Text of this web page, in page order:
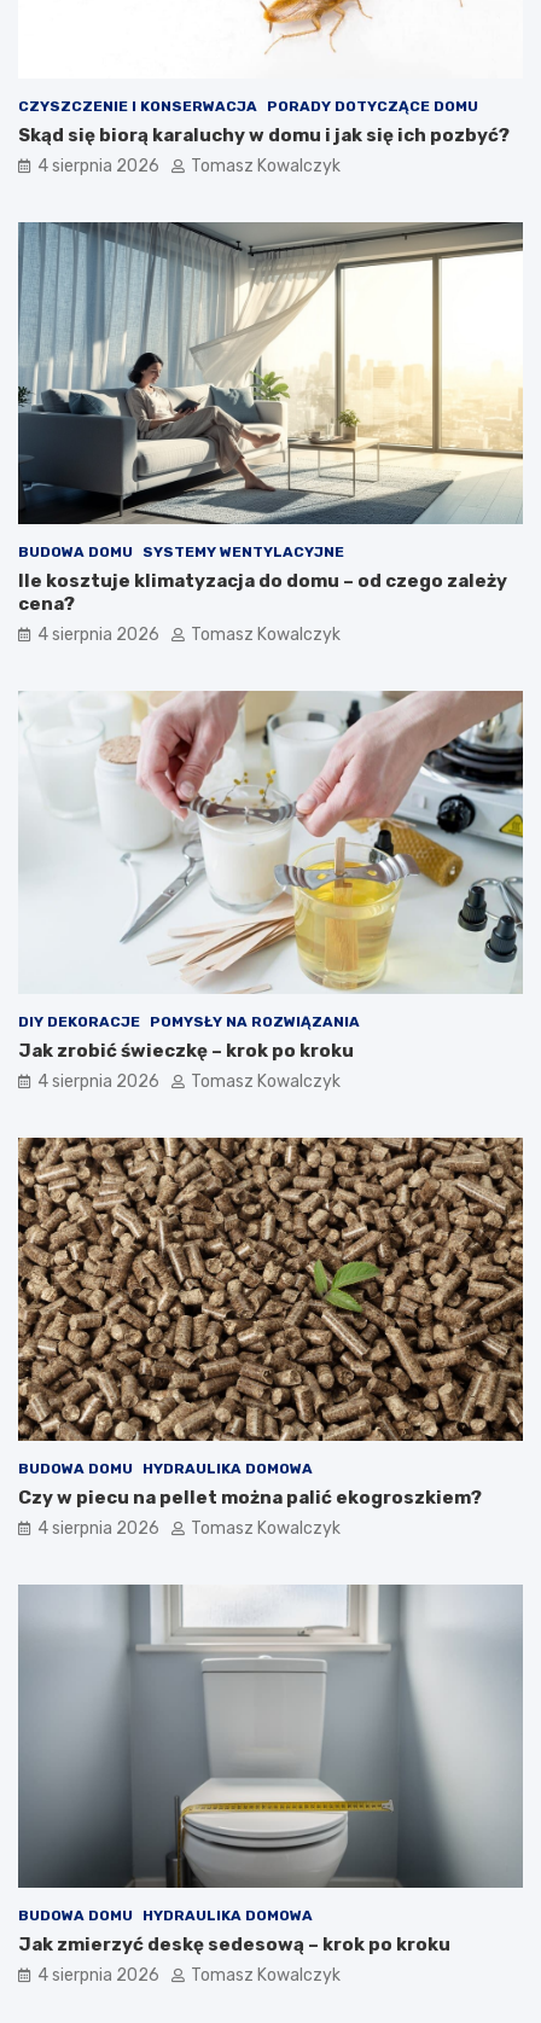
CZYSZCZENIE I KONSERWACJA PORADY DOTYCZĄCE DOMU
Skąd się biorą karaluchy w domu i jak się ich pozbyć?
4 sierpnia 2026 Tomasz Kowalczyk
BUDOWA DOMU SYSTEMY WENTYLACYJNE
Ile kosztuje klimatyzacja do domu – od czego zależy
cena?
4 sierpnia 2026 Tomasz Kowalczyk
DIY DEKORACJE POMYSŁY NA ROZWIĄZANIA
Jak zrobić świeczkę – krok po kroku
4 sierpnia 2026 Tomasz Kowalczyk
BUDOWA DOMU HYDRAULIKA DOMOWA
Czy w piecu na pellet można palić ekogroszkiem?
4 sierpnia 2026 Tomasz Kowalczyk
BUDOWA DOMU HYDRAULIKA DOMOWA
Jak zmierzyć deskę sedesową – krok po kroku
4 sierpnia 2026 Tomasz Kowalczyk